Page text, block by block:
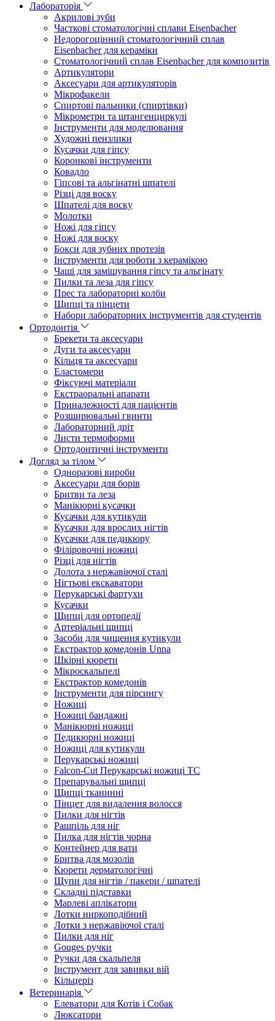
Лабораторія
Акрилові зуби
Часткові стоматологічні сплави Eisenbacher
Недорогоцінний стоматологічний сплав
Eisenbacher для кераміки
Стоматологічний сплав Eisenbacher для композитів
Артикулятори
Аксесуари для артикуляторів
Мікрофакели
Спиртові пальники (спиртівки)
Мікрометри та штангенциркулі
Інструменти для моделювання
Художні пензлики
Кусачки для гіпсу
Коронкові інструменти
Ковадло
Гіпсові та альгінатні шпателі
Різці для воску
Шпателі для воску
Молотки
Ножі для гіпсу
Ножі для воску
Бокси для зубних протезів
Інструменти для роботи з керамікою
Чаші для замішування гіпсу та альгінату
Пилки та леза для гіпсу
Прес та лабораторні колби
Щипці та пінцети
Набори лабораторних інструментів для студентів
Ортодонтія
Брекети та аксесуари
Дуги та аксесуари
Кільця та аксесуари
Еластомери
Фіксуючі матеріали
Екстраоральні апарати
Приналежності для пацієнтів
Розширювальні гвинти
Лабораторний дріт
Листи термоформи
Ортодонтичні інструменти
Догляд за тілом
Одноразові вироби
Аксесуари для борів
Бритви та леза
Манікюрні кусачки
Кусачки для кутикули
Кусачки для врослих нігтів
Кусачки для педикюру
Філіровочні ножиці
Різці для нігтів
Долота з нержавіючої сталі
Нігтьові екскаватори
Перукарські фартухи
Кусачки
Щипці для ортопедії
Артеріальні щипці
Засоби для чищення кутикули
Екстрактор комедонів Unna
Шкірні кюрети
Мікроскальпелі
Екстрактор комедонів
Інструменти для пірсингу
Ножиці
Ножиці бандажні
Манікюрні ножиці
Педикюрні ножиці
Ножиці для кутикули
Перукарські ножиці
Falcon-Cut Перукарські ножиці TC
Препарувальні щипці
Щипці тканинні
Пінцет для видалення волосся
Пилки для нігтів
Рашпіль для ніг
Пилка для нігтів чорна
Контейнер для вати
Бритва для мозолів
Кюрети дерматологічні
Щупи для нігтів / пакери / шпателі
Складні підставки
Марлеві аплікатори
Лотки ниркоподібний
Лотки з нержавіючої сталі
Пилки для ніг
Gouges ручки
Ручки для скальпеля
Інструмент для завивки вій
Кільцеріз
Ветеринарія
Елеватори для Котів і Собак
Люксатори